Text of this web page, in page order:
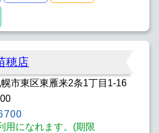
穂店
市東区東雁来2条1丁目1-16
用になれます。(期限